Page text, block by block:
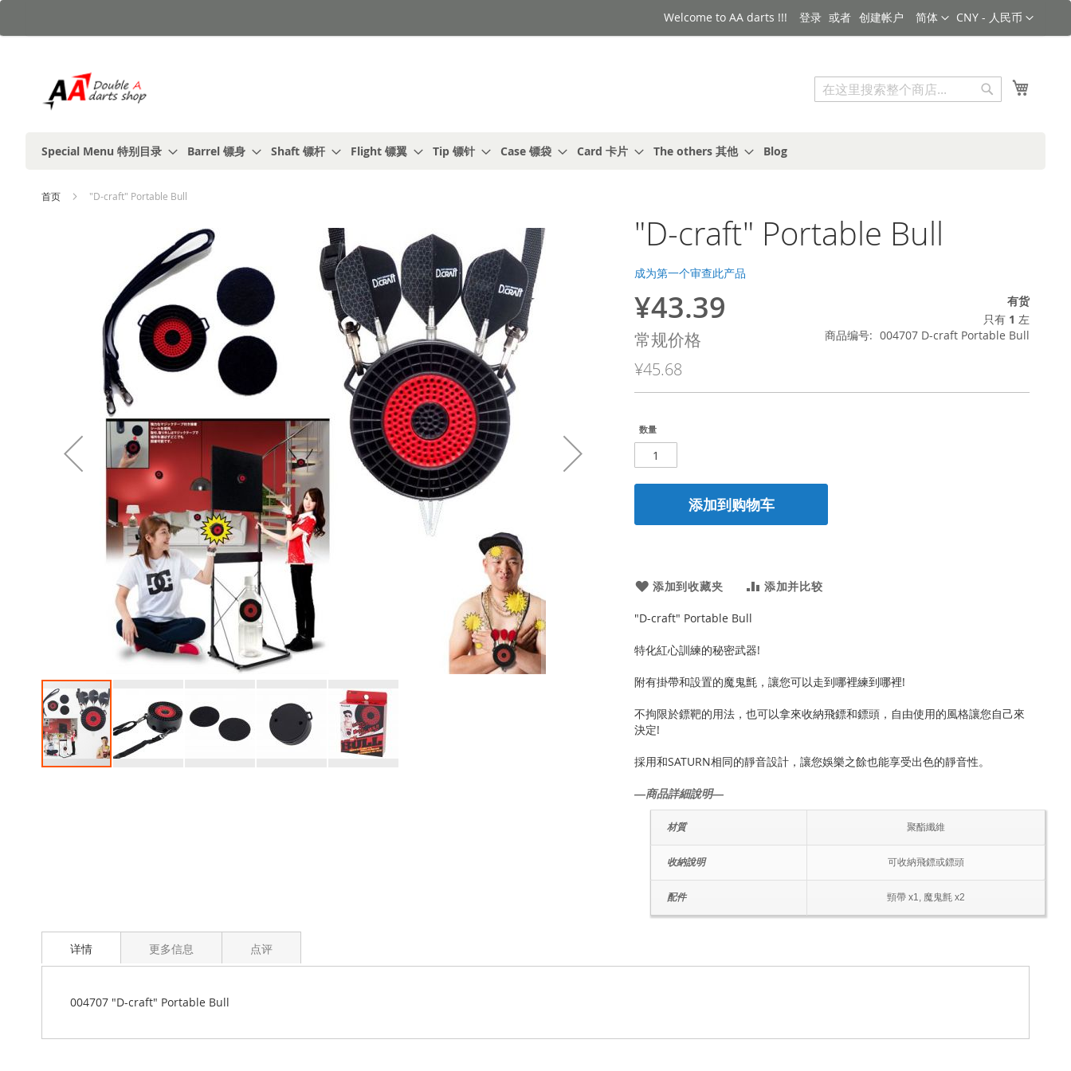
到
货币
CNY - 人民币
语言
简体
Welcome to AA darts !!! 登录 创建帐户
搜索
Special Menu 特别目录
Barrel 镖身 Shaft 镖杆 Flight 镖翼 Tip 镖针 Case 镖袋 Card 卡片 The others 其他 Blog
首页 "D-craft" Portable Bull
"D-craft" Portable Bull
成为第一个审查此产品
特
殊
价
格
¥43.39
常规价格
¥45.68
有货
只有 1 左
商品编号
004707 D-craft Portable Bull
数量
添加到购物车
添加到收藏夹 添加并比较
"D-craft" Portable Bull
特化紅心訓練的秘密武器!
附有掛帶和設置的魔鬼氈，讓您可以走到哪裡練到哪裡!
不拘限於鏢靶的用法，也可以拿來收納飛鏢和鏢頭，自由使用的風格讓您自己來
決定!
採用和SATURN相同的靜音設計，讓您娛樂之餘也能享受出色的靜音性。
―商品詳細說明―
材質 聚酯纖維
收納說明 可收納飛鏢或鏢頭
配件 頸帶 x1, 魔鬼氈 x2
详情
004707 "D-craft" Portable Bull
更多信息 点评